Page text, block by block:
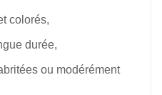
colorés,
durée,
ou modérément